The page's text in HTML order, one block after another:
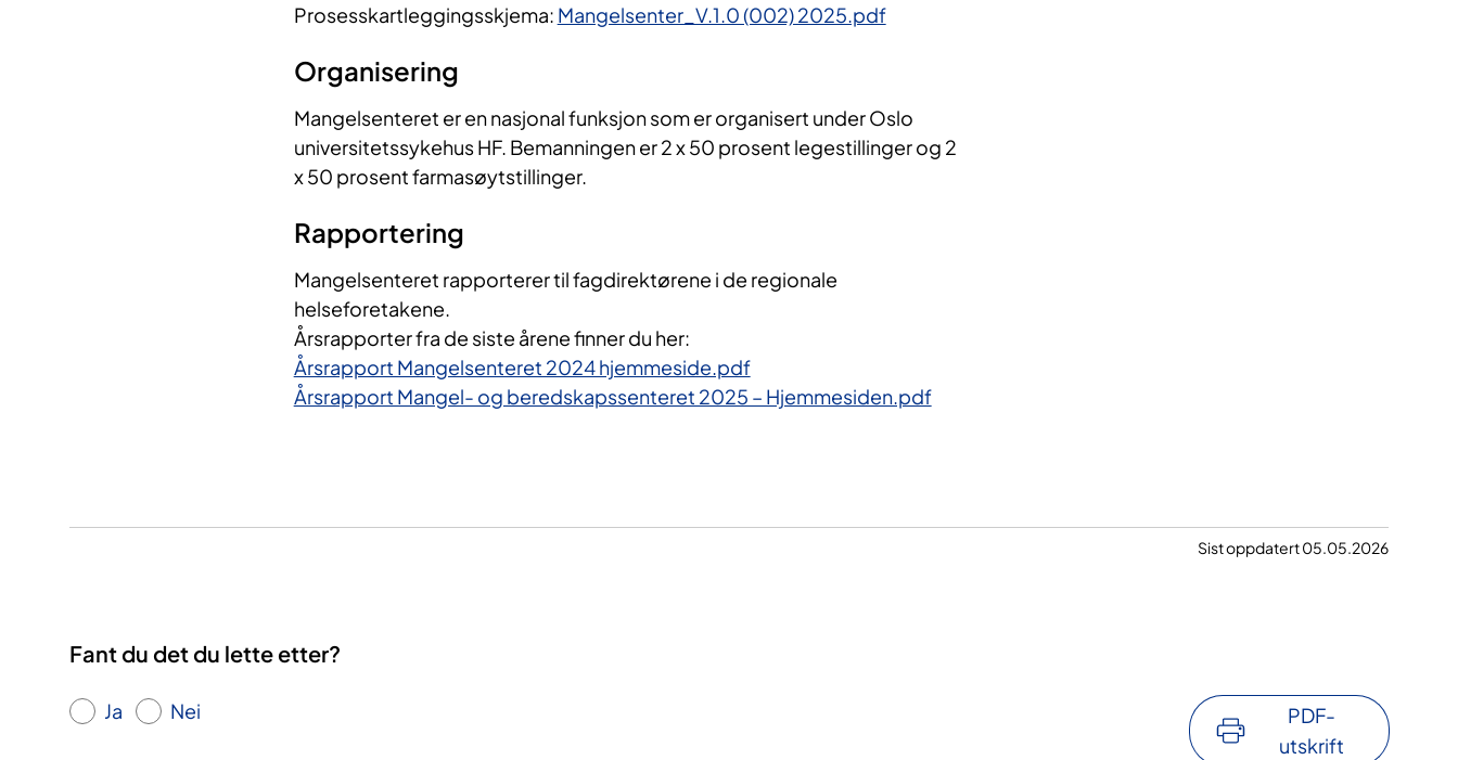
Prosesskartleggingsskjema: Mangelsenter_V.1.0 (002) 2025.pdf
Organisering
Mangelsenteret er en nasjonal funksjon som er organisert under Oslo
universitetssykehus HF. Bemanningen er 2 x 50 prosent legestillinger og 2
x 50 prosent farmasøytstillinger.
Rapportering
Mangelsenteret rapporterer til fagdirektørene i de regionale
helseforetakene.
Årsrapporter fra de siste årene finner du her:
Årsrapport Mangelsenteret 2024 hjemmeside.pdf
Årsrapport Mangel- og beredskapssenteret 2025 – Hjemmesiden.pdf
Sist oppdatert 05.05.2026
Fant du det du lette etter?
Ja Nei
PDF-
utskrift